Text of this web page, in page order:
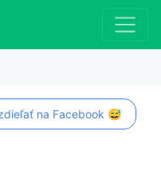
na Facebook 😅